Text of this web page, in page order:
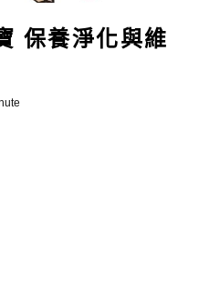
保養淨化與維